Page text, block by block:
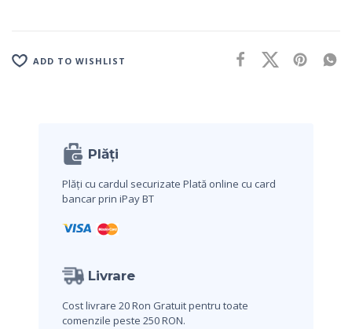
ADD TO WISHLIST
Plăți
Plăți cu cardul securizate Plată online cu card
bancar prin iPay BT
Livrare
Cost livrare 20 Ron Gratuit pentru toate
comenzile peste 250 RON.